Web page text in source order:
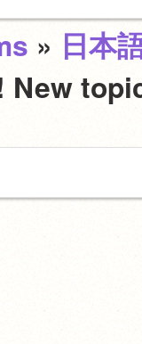
» 日本
New